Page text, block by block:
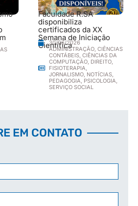
Faculdade R.SÁ
disponibiliza
certificados da XX
Semana de Iniciação
Científica
30/06/2026
ADMINISTRAÇÃO, CIÊNCIAS
CONTÁBEIS, CIÊNCIAS DA
COMPUTAÇÃO, DIREITO,
FISIOTERAPIA,
JORNALISMO, NOTÍCIAS,
PEDAGOGIA, PSICOLOGIA,
SERVIÇO SOCIAL
EM CONTATO